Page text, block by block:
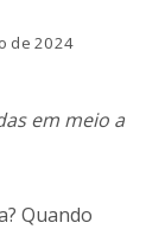
de 2024
em meio a
Quando